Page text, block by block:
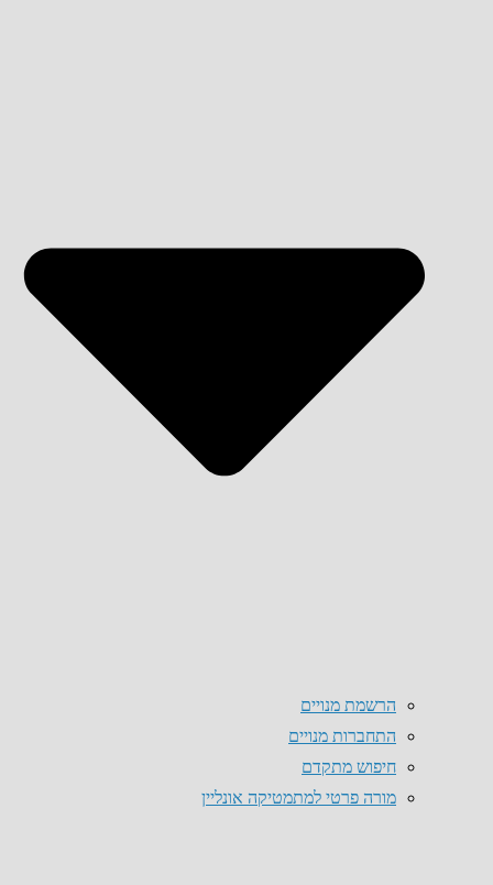
הרשמת מנויים
התחברות מנויים
חיפוש מתקדם
מורה פרטי למתמטיקה אונליין